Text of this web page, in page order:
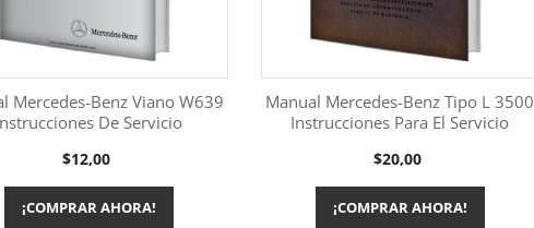
Más información
Mercedes-Benz Viano W639
De Servicio
Precio
$12,00
¡COMPRAR AHORA!
Más información
Manual Mercedes-Benz Tipo L 3500
Instrucciones Para El Servicio
Precio
$20,00
¡COMPRAR AHORA!